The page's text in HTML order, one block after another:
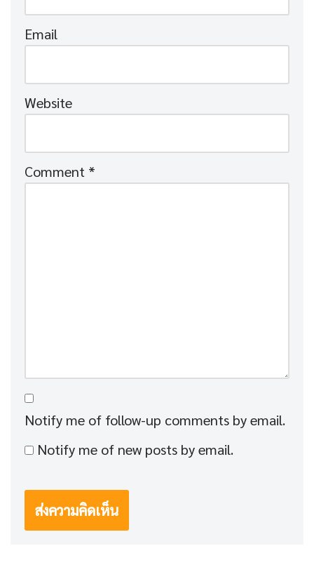
Email
Website
Comment *
Notify me of follow-up comments by email.
Notify me of new posts by email.